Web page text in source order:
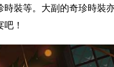
裝等。大副的奇珍時裝
！